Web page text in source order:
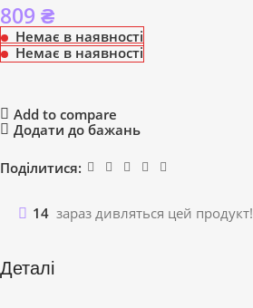
809 ₴
Немає в наявності
Немає в наявності
Add to compare
Додати до бажань
Поділитися:
14 зараз дивляться цей продукт!
Деталі